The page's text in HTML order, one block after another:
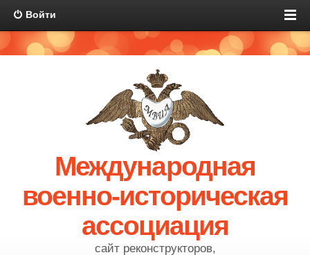
Войти
Международная
военно-историческая
ассоциация
сайт реконструкторов,